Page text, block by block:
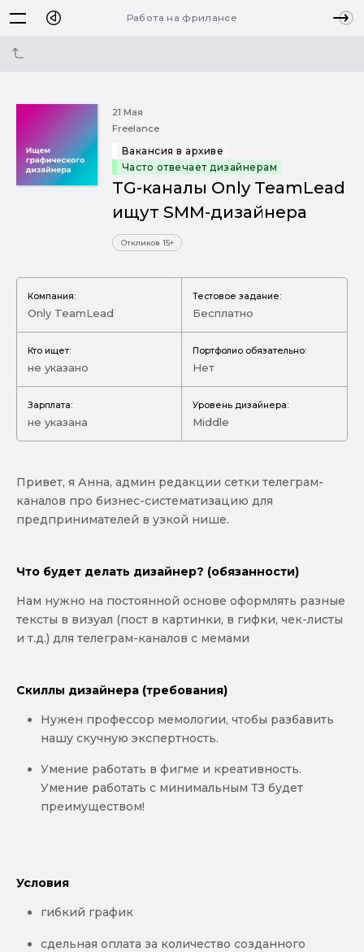
Работа на фрилансе
21 Мая
Freelance
Вакансия в архиве
Часто отвечает дизайнерам
ТG-каналы Only TeamLead
ищут SMM-дизайнера
Откликов 15+
Компания:
Only TeamLead
Тестовое задание:
Бесплатно
Кто ищет:
не указано
Портфолио обязательно:
Нет
Зарплата:
не указана
Уровень дизайнера:
Middle
Привет, я Анна, админ редакции сетки телеграм-
каналов про бизнес-систематизацию для
предпринимателей в узкой нише.
Что будет делать дизайнер? (обязанности)
Нам нужно на постоянной основе оформлять разные
тексты в визуал (пост в картинки, в гифки, чек-листы
и т.д.) для телеграм-каналов с мемами
Скиллы дизайнера (требования)
Нужен профессор мемологии, чтобы разбавить
нашу скучную экспертность.
Умение работать в фигме и креативность.
Умение работать с минимальным ТЗ будет
преимуществом!
Условия
гибкий график
сдельная оплата за количество созданного